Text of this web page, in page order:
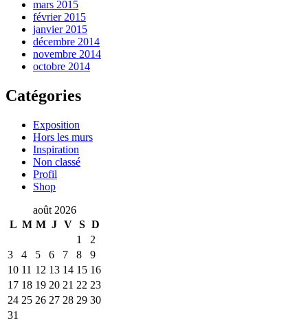
mars 2015
février 2015
janvier 2015
décembre 2014
novembre 2014
octobre 2014
Catégories
Exposition
Hors les murs
Inspiration
Non classé
Profil
Shop
août 2026
L M M J V S D
1
2
3
4 5 6 7 8
9
10 11 12 13 14 15 16
17 18 19 20 21 22 23
24 25 26 27 28 29 30
31